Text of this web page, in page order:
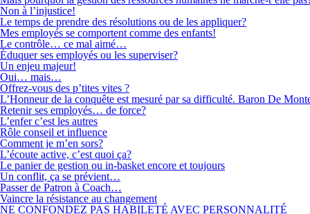
Non à l’injustice!
Le temps de prendre des résolutions ou de les appliquer?
Mes employés se comportent comme des enfants!
Le contrôle… ce mal aimé…
Éduquer ses employés ou les superviser?
Un enjeu majeur!
Oui… mais…
Offrez-vous des p’tites vites ?
L’Honneur de la conquête est mesuré par sa difficulté. Baron De
Retenir ses employés… de force?
L’enfer c’est les autres
Rôle conseil et influence
Comment je m’en sors?
L’écoute active, c’est quoi ça?
Le panier de gestion ou in-basket encore et toujours
Un conflit, ça se prévient…
Passer de Patron à Coach…
Vaincre la résistance au changement
NE CONFONDEZ PAS HABILETÉ AVEC PERSONNALITÉ